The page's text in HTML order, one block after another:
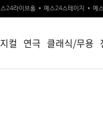
24라이브홀 예스24스테이지 예
컬 연극 클래식/무용